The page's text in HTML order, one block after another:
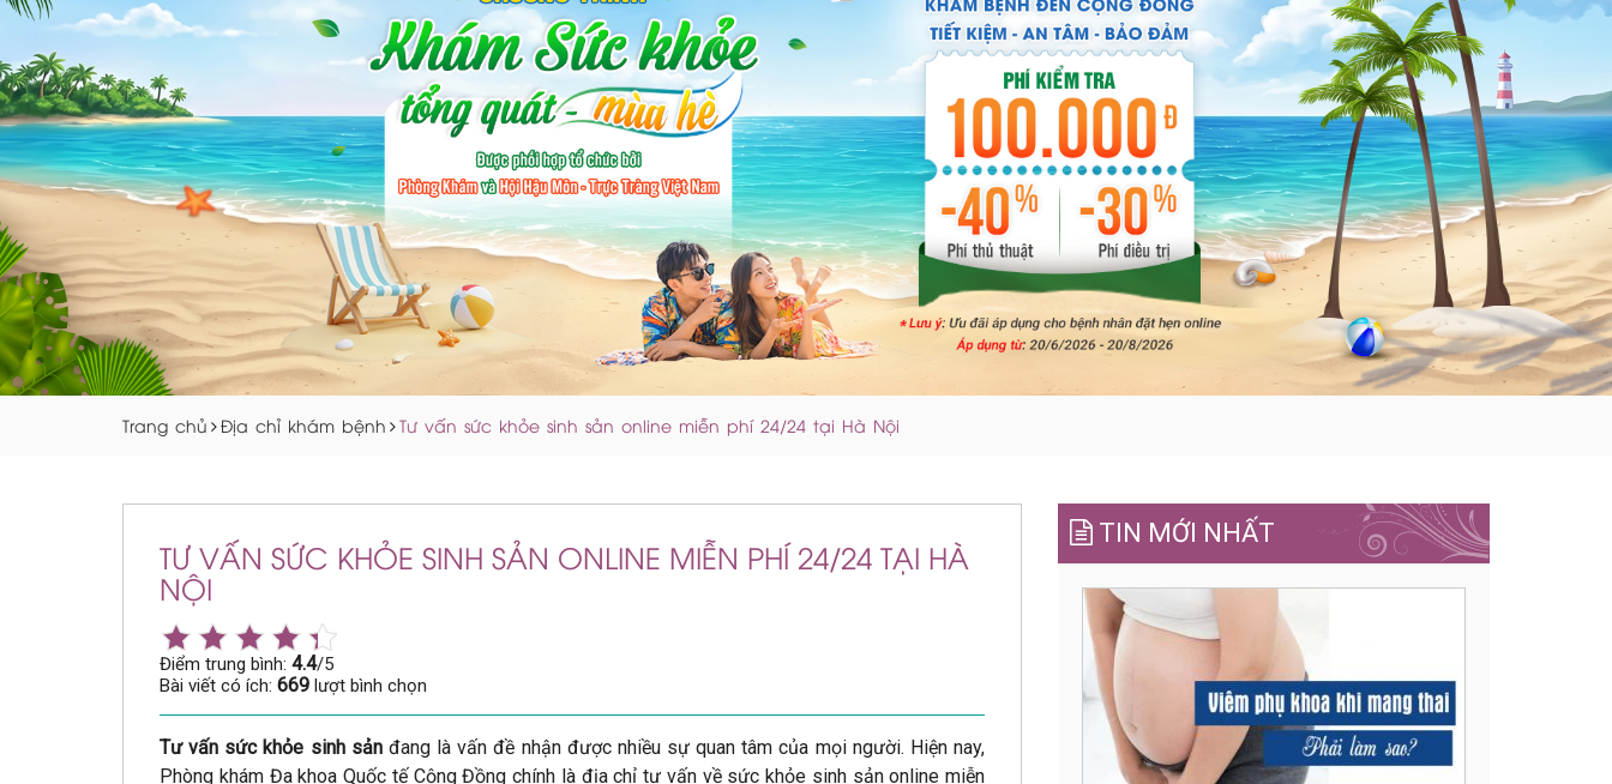
Trang chủ Địa chỉ khám bệnh Tư vấn sức khỏe sinh sản online miễn phí 24/24 tại Hà Nội
TƯ VẤN SỨC KHỎE SINH SẢN ONLINE MIỄN PHÍ 24/24 TẠI HÀ
NỘI
Điểm trung bình: 4.4/5
Bài viết có ích: 669 lượt bình chọn
Tư vấn sức khỏe sinh sảnđang là vấn đề nhận được nhiều sự quan tâm của mọi người. Hiện nay,
Phòng khám Đa khoa Quốc tế Cộng Đồng chính là địa chỉ tư vấn về sức khỏe sinh sản online miễn
TIN MỚI NHẤT